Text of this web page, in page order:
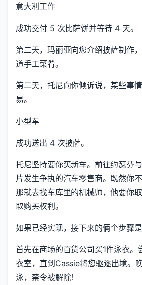
意大利工作
成功交付 5 次比萨饼并等待 4 天。
第二天，玛丽亚向您介绍披萨制作
道手工菜肴。
第二天，托尼向你倾诉说，某些事
易。
小型车
成功送出 4 次披萨。
托尼坚持要你买新车。前往约瑟芬
片发生争执的汽车零售商。既然你不
那就去找车库里的机械师，他要你
取购买权利。
如果已经实现，接下来的俩个步骤是
首先在商场的百货公司买1件泳衣。
衣室，直到Cassie将您驱逐出境。
泳，禁令被解除！